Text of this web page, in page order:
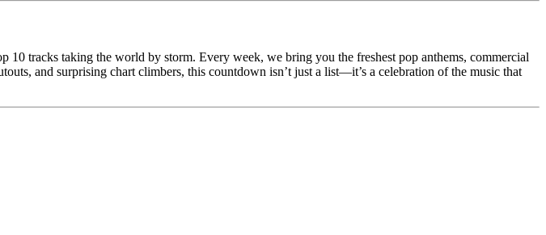
10 tracks taking the world by storm. Every week, we bring you the freshest pop anthems, commercial
and surprising chart climbers, this countdown isn’t just a list—it’s a celebration of the music that